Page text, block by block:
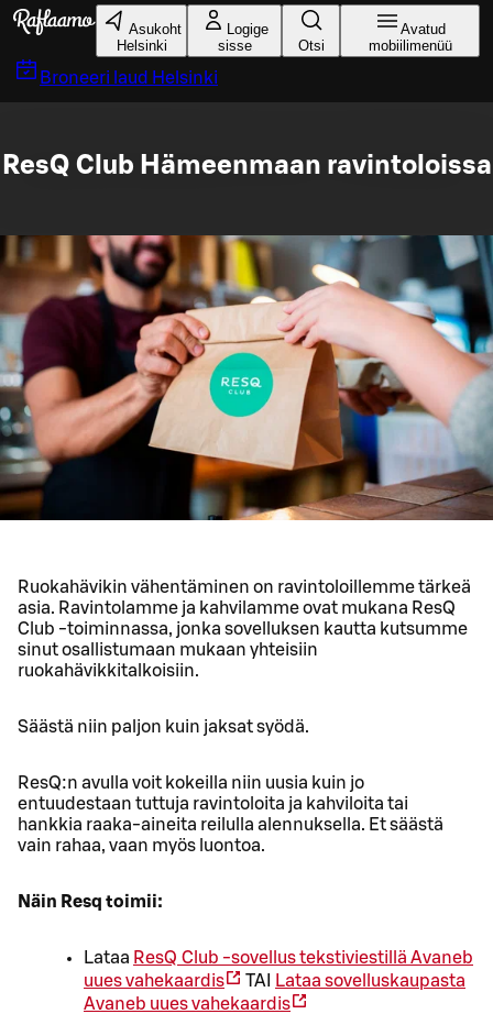
Liigu peamise sisu juurde
Asukoht
Helsinki
Logige
sisse
Otsi
Avatud
mobiilimenüü
Broneeri laud Helsinki
ResQ Club Hämeenmaan ravintoloissa
Ruokahävikin vähentäminen on ravintoloillemme tärkeä
asia. Ravintolamme ja kahvilamme ovat mukana ResQ
Club -toiminnassa, jonka sovelluksen kautta kutsumme
sinut osallistumaan mukaan yhteisiin
ruokahävikkitalkoisiin.
Säästä niin paljon kuin jaksat syödä.
ResQ:n avulla voit kokeilla niin uusia kuin jo
entuudestaan tuttuja ravintoloita ja kahviloita tai
hankkia raaka-aineita reilulla alennuksella. Et säästä
vain rahaa, vaan myös luontoa.
Näin Resq toimii:
Lataa ResQ Club -sovellus tekstiviestillä Avaneb
uues vahekaardis
TAI
Lataa sovelluskaupasta
Avaneb uues vahekaardis